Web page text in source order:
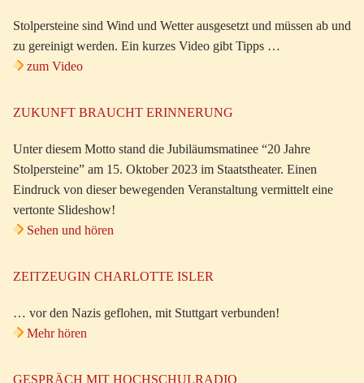
Stolpersteine sind Wind und Wetter ausgesetzt und müssen ab und
zu gereinigt werden. Ein kurzes Video gibt Tipps …
zum Video
ZUKUNFT BRAUCHT ERINNERUNG
Unter diesem Motto stand die Jubiläumsmatinee “20 Jahre
Stolpersteine” am 15. Oktober 2023 im Staatstheater. Einen
Eindruck von dieser bewegenden Veranstaltung vermittelt eine
vertonte Slideshow!
Sehen und hören
ZEITZEUGIN CHARLOTTE ISLER
… vor den Nazis geflohen, mit Stuttgart verbunden!
Mehr hören
GESPRÄCH MIT HOCHSCHULRADIO